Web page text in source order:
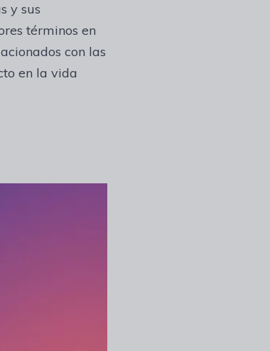
y sus
términos en
con las
en la vida